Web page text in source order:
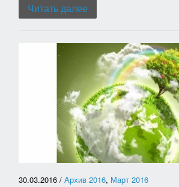
Читать далее
30.03.2016 / Архив 2016, Март 2016